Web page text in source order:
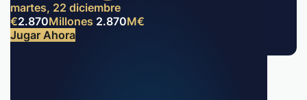
martes, 22 diciembre
€2.870Millones 2.870M€
Jugar Ahora